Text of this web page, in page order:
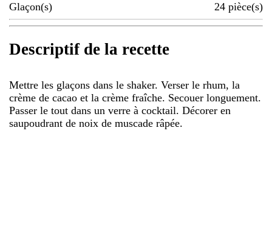
Glaçon(s) 24 pièce(s)
Descriptif de la recette
Mettre les glaçons dans le shaker. Verser le rhum, la
crème de cacao et la crème fraîche. Secouer longuement.
Passer le tout dans un verre à cocktail. Décorer en
saupoudrant de noix de muscade râpée.